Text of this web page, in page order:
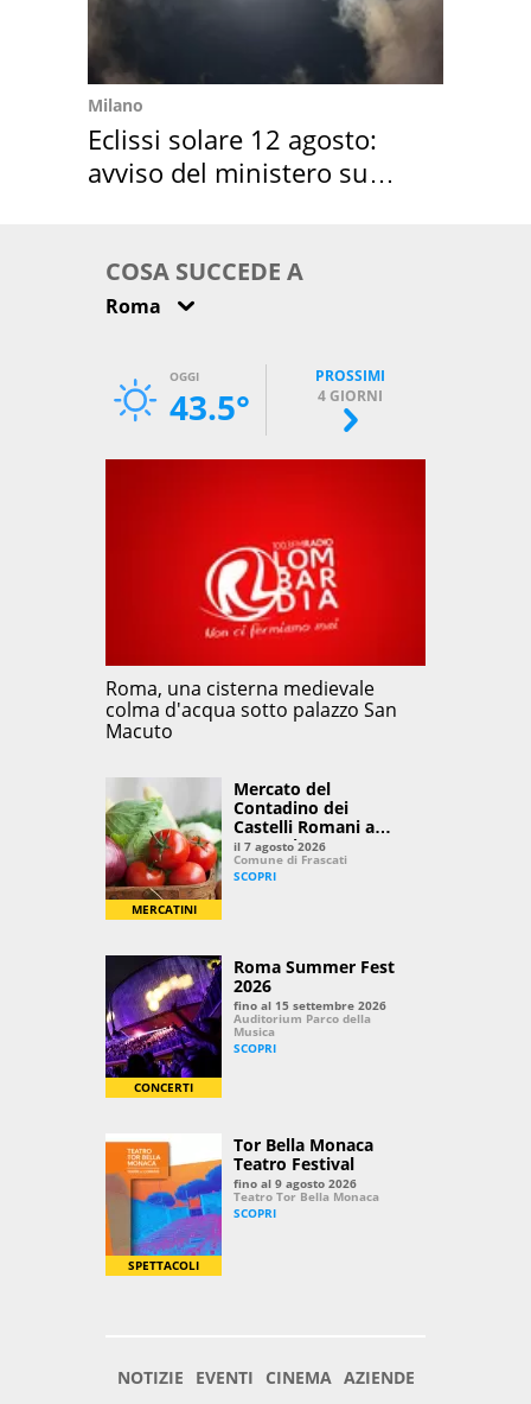
Milano
Eclissi solare 12 agosto:
avviso del ministero su